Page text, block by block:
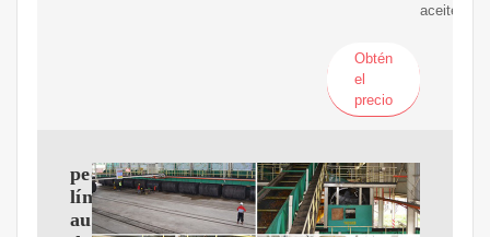
aceite
Obtén
el
precio
pequeña
línea
automática